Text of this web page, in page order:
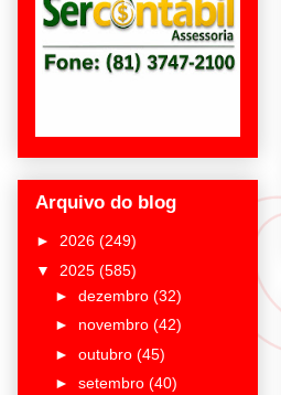
Arquivo do blog
► 2026 (249)
▼ 2025 (585)
► dezembro (32)
► novembro (42)
► outubro (45)
► setembro (40)